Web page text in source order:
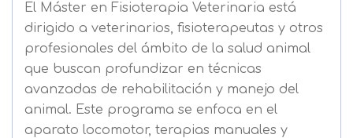
El Máster en Fisioterapia Veterinaria está
dirigido a veterinarios, fisioterapeutas y otros
profesionales del ámbito de la salud animal
que buscan profundizar en técnicas
avanzadas de rehabilitación y manejo del
animal. Este programa se enfoca en el
aparato locomotor, terapias manuales y